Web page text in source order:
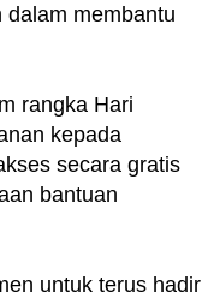
membantu
rangka Hari
kepada
secara gratis
bantuan
untuk terus hadir